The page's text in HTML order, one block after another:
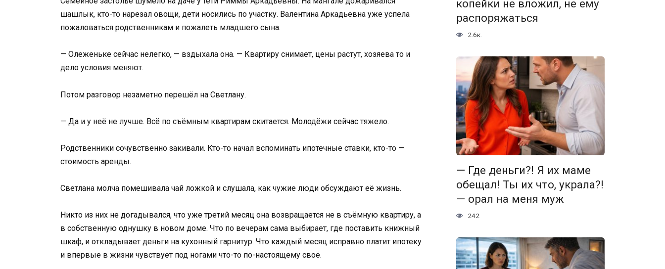
шашлык, кто-то нарезал овощи, дети носились по участку. Валентина Аркадьевна уже успела
пожаловаться родственникам и пожалеть младшего сына.
— Олеженьке сейчас нелегко, — вздыхала она. — Квартиру снимает, цены растут, хозяева то и
дело условия меняют.
Потом разговор незаметно перешёл на Светлану.
— Да и у неё не лучше. Всё по съёмным квартирам скитается. Молодёжи сейчас тяжело.
Родственники сочувственно закивали. Кто-то начал вспоминать ипотечные ставки, кто-то —
стоимость аренды.
Светлана молча помешивала чай ложкой и слушала, как чужие люди обсуждают её жизнь.
Никто из них не догадывался, что уже третий месяц она возвращается не в съёмную квартиру, а
в собственную однушку в новом доме. Что по вечерам сама выбирает, где поставить книжный
шкаф, и откладывает деньги на кухонный гарнитур. Что каждый месяц исправно платит ипотеку
и впервые в жизни чувствует под ногами что-то по-настоящему своё.
копейки не вложил, не ему
распоряжаться
2.6к.
— Где деньги?! Я их маме
обещал! Ты их что, украла?!
— орал на меня муж
242